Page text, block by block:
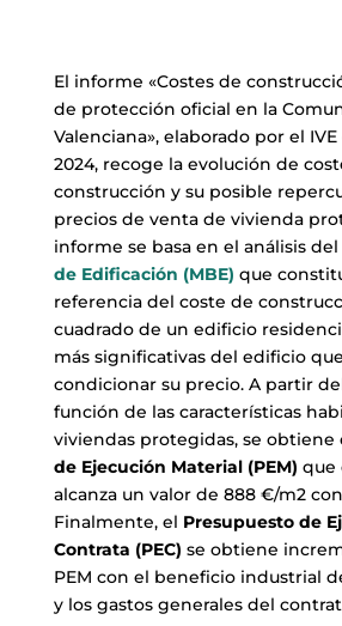
El informe «Costes de
de protección oficial en la
Valenciana», elaborado por el
2024, recoge la evolución de
construcción y su posible
precios de venta de vivienda
informe se basa en el análisis del
de Edificación (MBE) que
referencia del coste de
cuadrado de un edificio
más significativas del edificio
condicionar su precio. A partir
función de las características
viviendas protegidas, se obtiene
de Ejecución Material (PEM) que
alcanza un valor de 888 €/m2
Finalmente, el Presupuesto de
Contrata (PEC) se obtiene
PEM con el beneficio industrial
y los gastos generales del